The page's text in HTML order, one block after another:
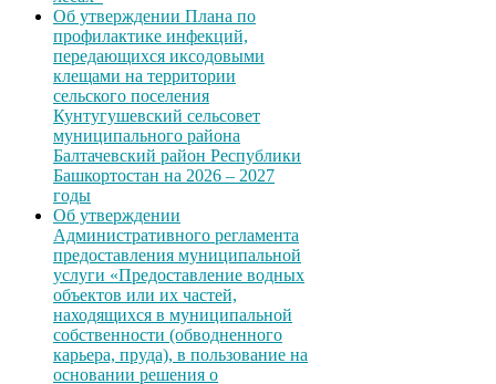
Об утверждении Плана по
профилактике инфекций,
передающихся иксодовыми
клещами на территории
сельского поселения
Кунтугушевский сельсовет
муниципального района
Балтачевский район Республики
Башкортостан на 2026 – 2027
годы
Об утверждении
Административного регламента
предоставления муниципальной
услуги «Предоставление водных
объектов или их частей,
находящихся в муниципальной
собственности (обводненного
карьера, пруда), в пользование на
основании решения о